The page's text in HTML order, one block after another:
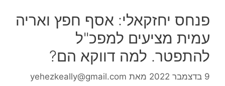
פנחס יחזקאלי: אסף חפץ ואריה
עמית מציעים למפכ"ל
להתפטר. למה דווקא הם?
9 בדצמבר 2022 מאת yehezkeally@gmail.com